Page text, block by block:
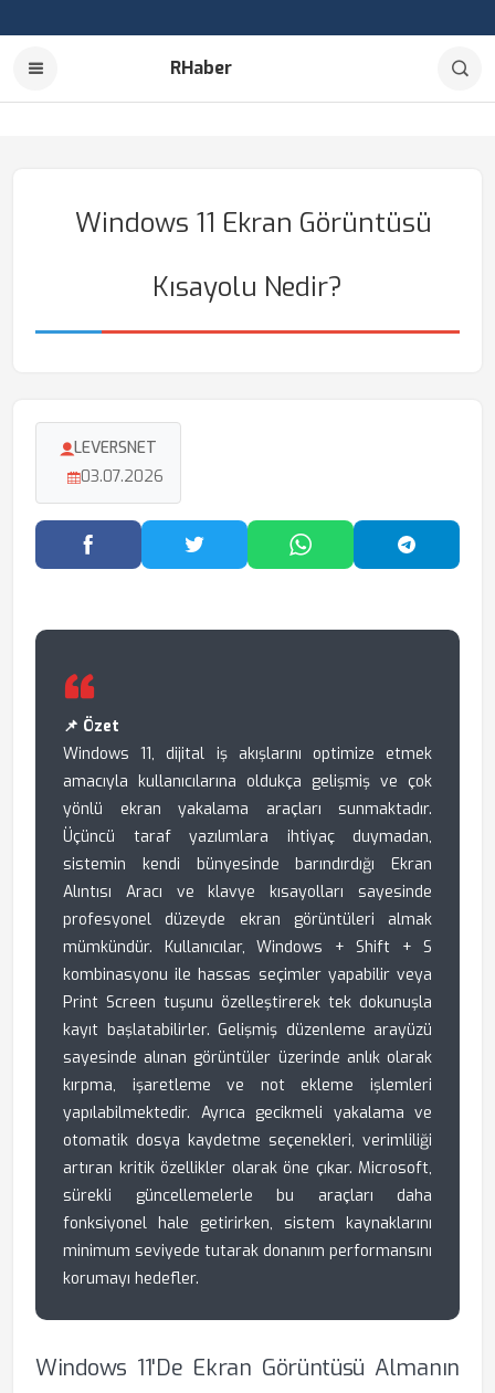
RHaber
Windows 11 Ekran Görüntüsü
Kısayolu Nedir?
LEVERSNET
03.07.2026
Facebook'ta PaylaşTwitter'da PaylaşWhatsApp'ta Paylaş
📌 Özet
Windows 11, dijital iş akışlarını optimize etmek
amacıyla kullanıcılarına oldukça gelişmiş ve çok
yönlü ekran yakalama araçları sunmaktadır.
Üçüncü taraf yazılımlara ihtiyaç duymadan,
sistemin kendi bünyesinde barındırdığı Ekran
Alıntısı Aracı ve klavye kısayolları sayesinde
profesyonel düzeyde ekran görüntüleri almak
mümkündür. Kullanıcılar, Windows + Shift + S
kombinasyonu ile hassas seçimler yapabilir veya
Print Screen tuşunu özelleştirerek tek dokunuşla
kayıt başlatabilirler. Gelişmiş düzenleme arayüzü
sayesinde alınan görüntüler üzerinde anlık olarak
kırpma, işaretleme ve not ekleme işlemleri
yapılabilmektedir. Ayrıca gecikmeli yakalama ve
otomatik dosya kaydetme seçenekleri, verimliliği
artıran kritik özellikler olarak öne çıkar. Microsoft,
sürekli güncellemelerle bu araçları daha
fonksiyonel hale getirirken, sistem kaynaklarını
minimum seviyede tutarak donanım performansını
korumayı hedefler.
Windows 11'de Ekran Görüntüsü Almanın